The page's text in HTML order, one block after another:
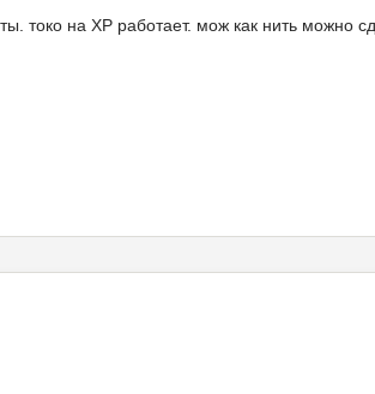
токо на XP работает. мож как нить можно